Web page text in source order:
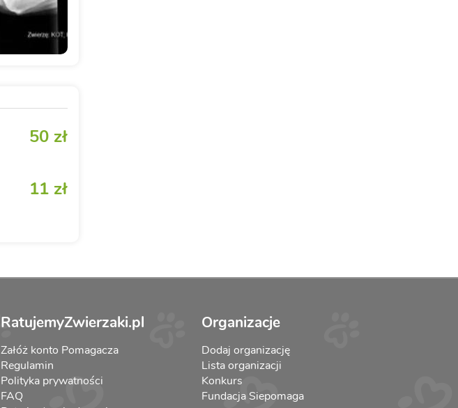
50 zł
11 zł
RatujemyZwierzaki.pl
Załóż konto Pomagacza
Regulamin
Polityka prywatności
FAQ
Organizacje
Dodaj organizację
Lista organizacji
Konkurs
Fundacja Siepomaga